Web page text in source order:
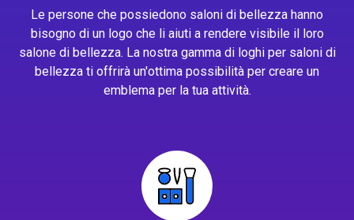
Le persone che possiedono saloni di bellezza hanno
bisogno di un logo che li aiuti a rendere visibile il loro
salone di bellezza. La nostra gamma di loghi per saloni di
bellezza ti offrirà un'ottima possibilità per creare un
emblema per la tua attività.